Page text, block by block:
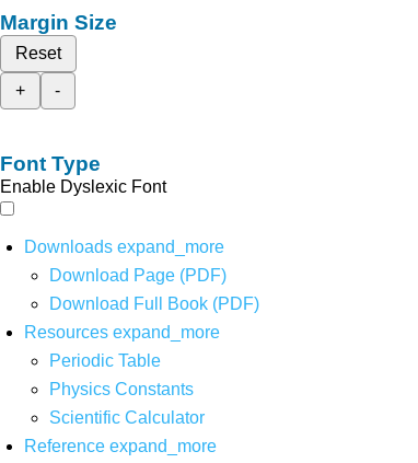
Margin Size
Reset
+
-
Font Type
Enable Dyslexic Font
Downloads expand_more
Download Page (PDF)
Download Full Book (PDF)
Resources expand_more
Periodic Table
Physics Constants
Scientific Calculator
Reference expand_more